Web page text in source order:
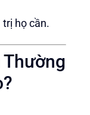
họ cần.
Thường